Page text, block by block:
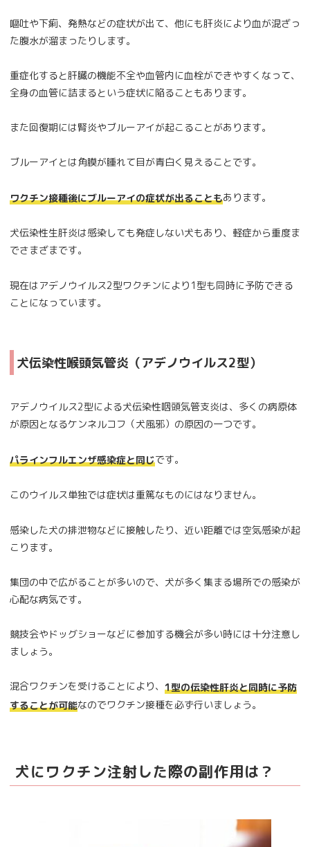
嘔吐や下痢、発熱などの症状が出て、他にも肝炎により血が混ざっ
た腹水が溜まったりします。
重症化すると肝臓の機能不全や血管内に血栓ができやすくなって、
全身の血管に詰まるという症状に陥ることもあります。
また回復期には腎炎やブルーアイが起こることがあります。
ブルーアイとは角膜が腫れて目が青白く見えることです。
ワクチン接種後にブルーアイの症状が出ることもあります。
犬伝染性生肝炎は感染しても発症しない犬もあり、軽症から重度ま
でさまざまです。
現在はアデノウイルス2型ワクチンにより1型も同時に予防できる
ことになっています。
犬伝染性喉頭気管炎（アデノウイルス2型）
アデノウイルス2型による犬伝染性咽頭気管支炎は、多くの病原体
が原因となるケンネルコフ（犬風邪）の原因の一つです。
パラインフルエンザ感染症と同じです。
このウイルス単独では症状は重篤なものにはなりません。
感染した犬の排泄物などに接触したり、近い距離では空気感染が起
こります。
集団の中で広がることが多いので、犬が多く集まる場所での感染が
心配な病気です。
競技会やドッグショーなどに参加する機会が多い時には十分注意し
ましょう。
混合ワクチンを受けることにより、 1型の伝染性肝炎と同時に予防
することが可能なのでワクチン接種を必ず行いましょう。
犬にワクチン注射した際の副作用は？